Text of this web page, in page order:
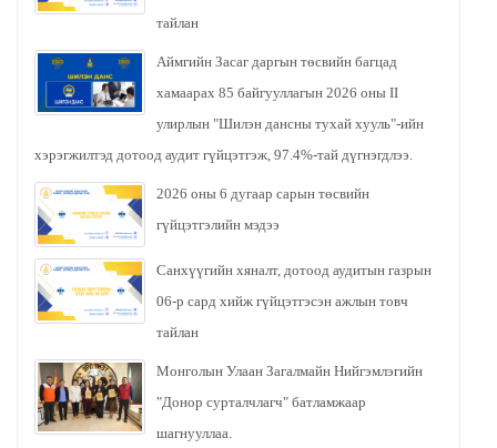
тайлан
Аймгийн Засаг даргын төсвийн багцад
хамаарах 85 байгууллагын 2026 оны II
улирлын "Шилэн дансны тухай хууль"-ийн
хэрэгжилтэд дотоод аудит гүйцэтгэж, 97.4%-тай дүгнэгдлээ.
2026 оны 6 дугаар сарын төсвийн
гүйцэтгэлийн мэдээ
Санхүүгийн хяналт, дотоод аудитын газрын
06-р сард хийж гүйцэтгэсэн ажлын товч
тайлан
Монголын Улаан Загалмайн Нийгэмлэгийн
"Донор сурталчлагч" батламжаар
шагнууллаа.